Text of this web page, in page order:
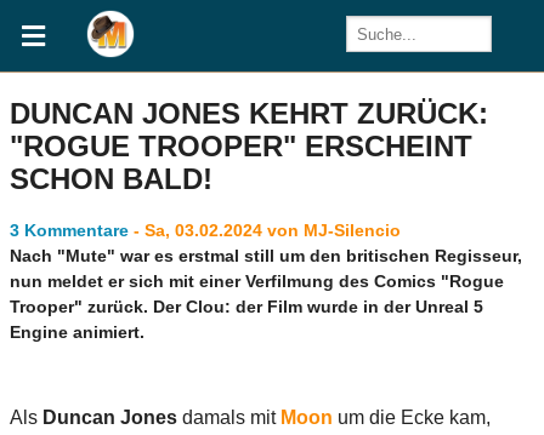
DUNCAN JONES KEHRT ZURÜCK:
"ROGUE TROOPER" ERSCHEINT
SCHON BALD!
3 Kommentare - Sa, 03.02.2024 von MJ-Silencio
Nach "Mute" war es erstmal still um den britischen Regisseur,
nun meldet er sich mit einer Verfilmung des Comics "Rogue
Trooper" zurück. Der Clou: der Film wurde in der Unreal 5
Engine animiert.
Als Duncan Jones damals mit Moon um die Ecke kam,